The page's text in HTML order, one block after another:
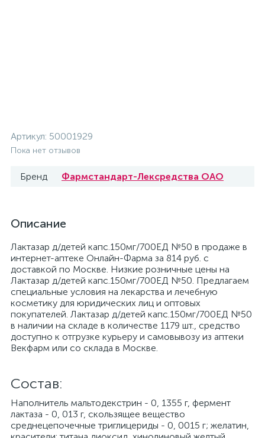
Артикул: 50001929
Пока нет отзывов
Бренд Фармстандарт-Лексредства ОАО
Описание
Лактазар д/детей капс.150мг/700ЕД №50 в продаже в
интернет-аптеке Онлайн-Фарма за 814 руб. с
доставкой по Москве. Низкие розничные цены на
Лактазар д/детей капс.150мг/700ЕД №50. Предлагаем
специальные условия на лекарства и лечебную
косметику для юридических лиц и оптовых
покупателей. Лактазар д/детей капс.150мг/700ЕД №50
в наличии на складе в количестве 1179 шт., средство
доступно к отгрузке курьеру и самовывозу из аптеки
Векфарм или со склада в Москве.
Cостав:
Наполнитель мальтодекстрин - 0, 1355 г, фермент
лактаза - 0, 013 г, скользящее вещество
среднецепочечные триглицериды - 0, 0015 г; желатин,